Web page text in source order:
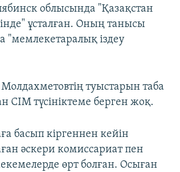
облысында "Қазақстан
ұсталған. Оның танысы
"мемлекетаралық іздеу
туыстарын таба
СІМ түсініктеме берген жоқ.
басып кіргеннен кейін
әскери комиссариат пен
өрт болған. Осыған